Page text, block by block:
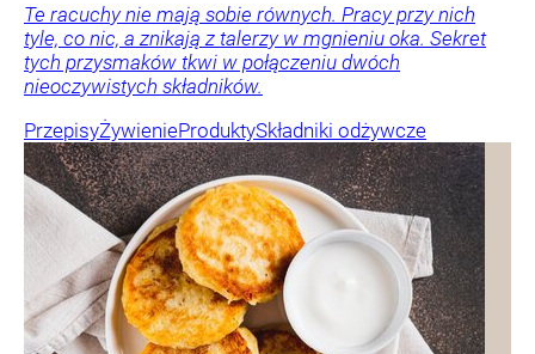
Te racuchy nie mają sobie równych. Pracy przy nich
tyle, co nic, a znikają z talerzy w mgnieniu oka. Sekret
tych przysmaków tkwi w połączeniu dwóch
nieoczywistych składników.
PrzepisyŻywienieProduktySkładniki odżywcze